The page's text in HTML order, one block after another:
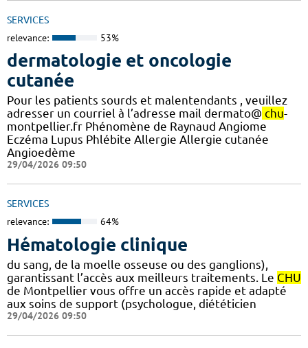
SERVICES
relevance: 53%
dermatologie et oncologie
cutanée
Pour les patients sourds et malentendants , veuillez
adresser un courriel à l’adresse mail dermato@ chu-
montpellier.fr Phénomène de Raynaud Angiome
Eczéma Lupus Phlébite Allergie Allergie cutanée
Angioedème
29/04/2026 09:50
SERVICES
relevance: 64%
Hématologie clinique
du sang, de la moelle osseuse ou des ganglions),
garantissant l’accès aux meilleurs traitements. Le CHU
de Montpellier vous offre un accès rapide et adapté
aux soins de support (psychologue, diététicien
29/04/2026 09:50